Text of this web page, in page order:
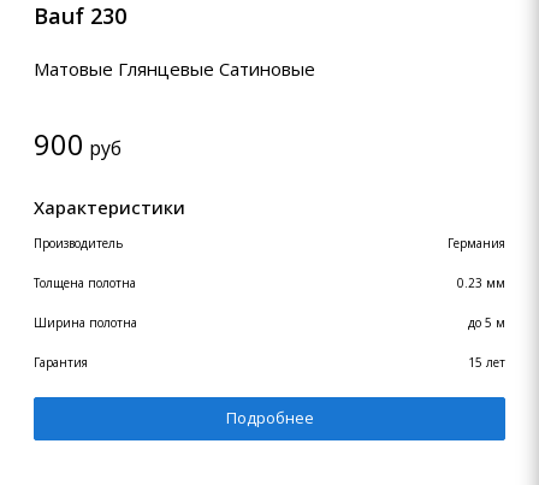
Bauf 230
Матовые Глянцевые Сатиновые
900 руб
Характеристики
Производитель Германия
Толщена полотна 0.23 мм
Ширина полотна до 5 м
Гарантия 15 лет
Подробнее